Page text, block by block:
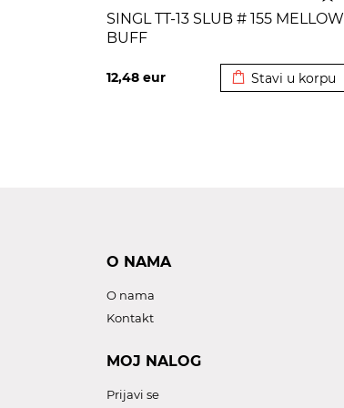
SINGL TT-13 SLUB # 155 MELLOW
BUFF
12,48 eur Stavi u korpu
O NAMA
O nama
Kontakt
MOJ NALOG
Prijavi se